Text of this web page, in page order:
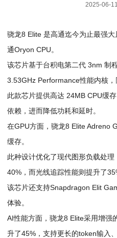
2025-06-
骁龙8 Elite 是高通迄今为止最强
通Oryon CPU。
该芯片基于台积电第二代 3nm 制
3.53GHz Performance性能内核
此款芯片提供高达 24MB CPU缓
依赖，进而降低功耗和延时。
在GPU方面，骁龙8 Elite Adreno
缓存。
此种设计优化了现代图形负载处
40%，而光线追踪性能则提升了
该芯片还支持Snapdragon Elit
体验。
AI性能方面，骁龙8 Elite采用增强
升了45%，支持更长的token输入